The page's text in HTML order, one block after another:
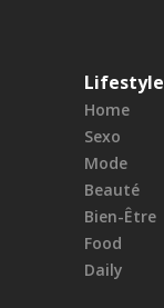
Lifestyle
Home
Sexo
Mode
Beauté
Bien-Être
Food
Daily